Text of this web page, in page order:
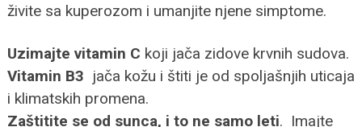
živite sa kuperozom i umanjite njene simptome.
Uzimajte vitamin C koji jača zidove krvnih sudova.
Vitamin B3 jača kožu i štiti je od spoljašnjih uticaja
i klimatskih promena.
Zaštitite se od sunca, i to ne samo leti. Imajte